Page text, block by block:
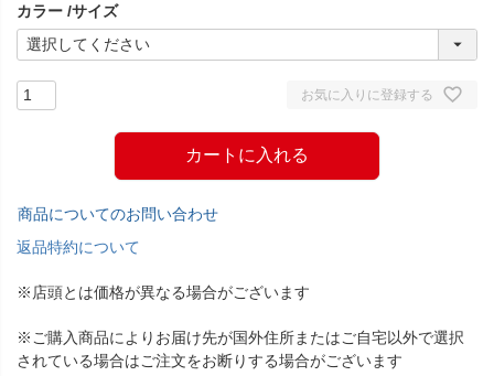
カラー サイズ
お気に入りに登録する
カートに入れる
商品についてのお問い合わせ
返品特約について
※店頭とは価格が異なる場合がございます
※ご購入商品によりお届け先が国外住所またはご自宅以外で選択
されている場合はご注文をお断りする場合がございます